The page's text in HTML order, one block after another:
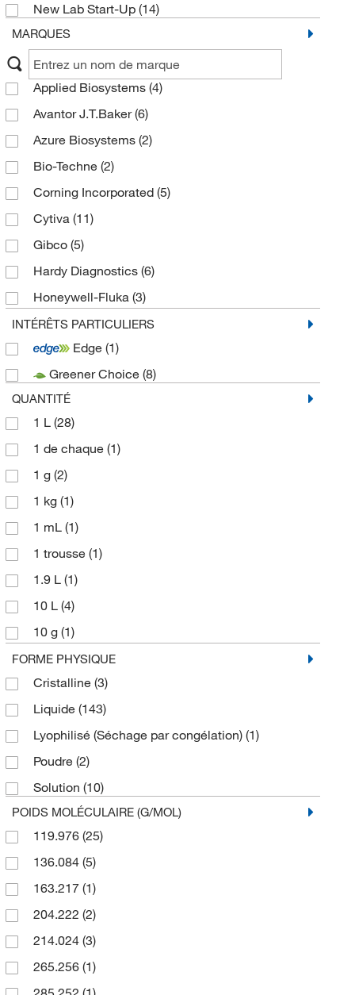
New Lab Start-Up (14)
MARQUES
Applied Biosystems (4)
Avantor J.T.Baker(6)
Azure Biosystems (2)
Bio-Techne (2)
Corning Incorporated (5)
Cytiva (11)
Gibco (5)
Hardy Diagnostics (6)
Honeywell-Fluka (3)
Invitrogen(57)
Labchem Inc(47)
Merck Emd Millipore(2)
MilliporeSigma
MP Biomedicals Inc
Ortho Clinical Diagnostic
Promega Corporation
Ricca Chemical Company
Spectrum Chemical Mfg Cor
TCI America
Thermo Fisher Scientific
Thermo Scientific Chemicals
Veltek Associates Inc
INTÉRÊTS PARTICULIERS
Edge (1)
Greener Choice (8)
QUANTITÉ
1 L (28)
1 de chaque (1)
1 g (2)
1 kg (1)
1 mL (1)
1 trousse (1)
1.9 L (1)
10 L (4)
10 g (1)
10 mg(1)
10 paquets(1)
100 g(2)
100 mL(14)
100g(1)
2 L(1)
20 L(13)
20 mL(1)
200 mL(1)
230.8 mL(1)
24 mL(1)
25 g(1)
25 mL(4)
FORME PHYSIQUE
Cristalline (3)
Liquide (143)
Lyophilisé (Séchage par congélation) (1)
Poudre (2)
Solution (10)
POIDS MOLÉCULAIRE (G/MOL)
119.976 (25)
136.084 (5)
163.217 (1)
204.222 (2)
214.024 (3)
265.256 (1)